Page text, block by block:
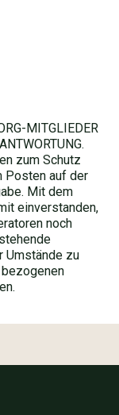
MITGLIEDER
zum Schutz
Posten auf der
Mit dem
einverstanden,
noch
Umstände zu